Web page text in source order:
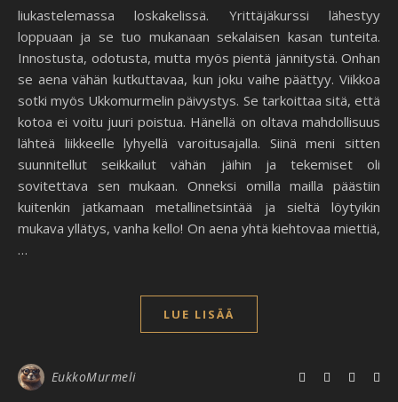
liukastelemassa loskakelissä. Yrittäjäkurssi lähestyy
loppuaan ja se tuo mukanaan sekalaisen kasan tunteita.
Innostusta, odotusta, mutta myös pientä jännitystä. Onhan
se aena vähän kutkuttavaa, kun joku vaihe päättyy. Viikkoa
sotki myös Ukkomurmelin päivystys. Se tarkoittaa sitä, että
kotoa ei voitu juuri poistua. Hänellä on oltava mahdollisuus
lähteä liikkeelle lyhyellä varoitusajalla. Siinä meni sitten
suunnitellut seikkailut vähän jäihin ja tekemiset oli
sovitettava sen mukaan. Onneksi omilla mailla päästiin
kuitenkin jatkamaan metallinetsintää ja sieltä löytyikin
mukava yllätys, vanha kello! On aena yhtä kiehtovaa miettiä,
…
LUE LISÄÄ
EukkoMurmeli